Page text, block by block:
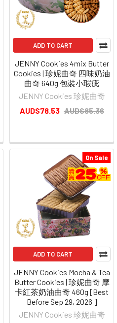
ADD TO CART
JENNY Cookies 4mix Butter
Cookies | 珍妮曲奇 四味奶油
曲奇 640g 包裝小瑕疵
JENNY Cookies 珍妮曲奇
AUD$78.53 AUD$85.36
On Sale
ADD TO CART
JENNY Cookies Mocha & Tea
Butter Cookies | 珍妮曲奇 摩
卡紅茶奶油曲奇 460g [Best
Before Sep 29, 2026 ]
JENNY Cookies 珍妮曲奇